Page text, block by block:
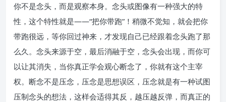
你不是念头，而是观察本身。念头或图像有一种强大的特
性，这个特性就是——“把你带跑”！稍微不觉知，就会把你
带跑很远，等你回过神来，才发现自己已经跟着念头跑了那
么久。念头来源于空，最后消融于空，念头会出现，而你可
以让其消失，当你真正学会观心断念了，你就有这个主宰
权。断念不是压念，压念是思想误区，压念就是有一种试图
压制念头的想法，这样会适得其反，越压越反弹，而真正的